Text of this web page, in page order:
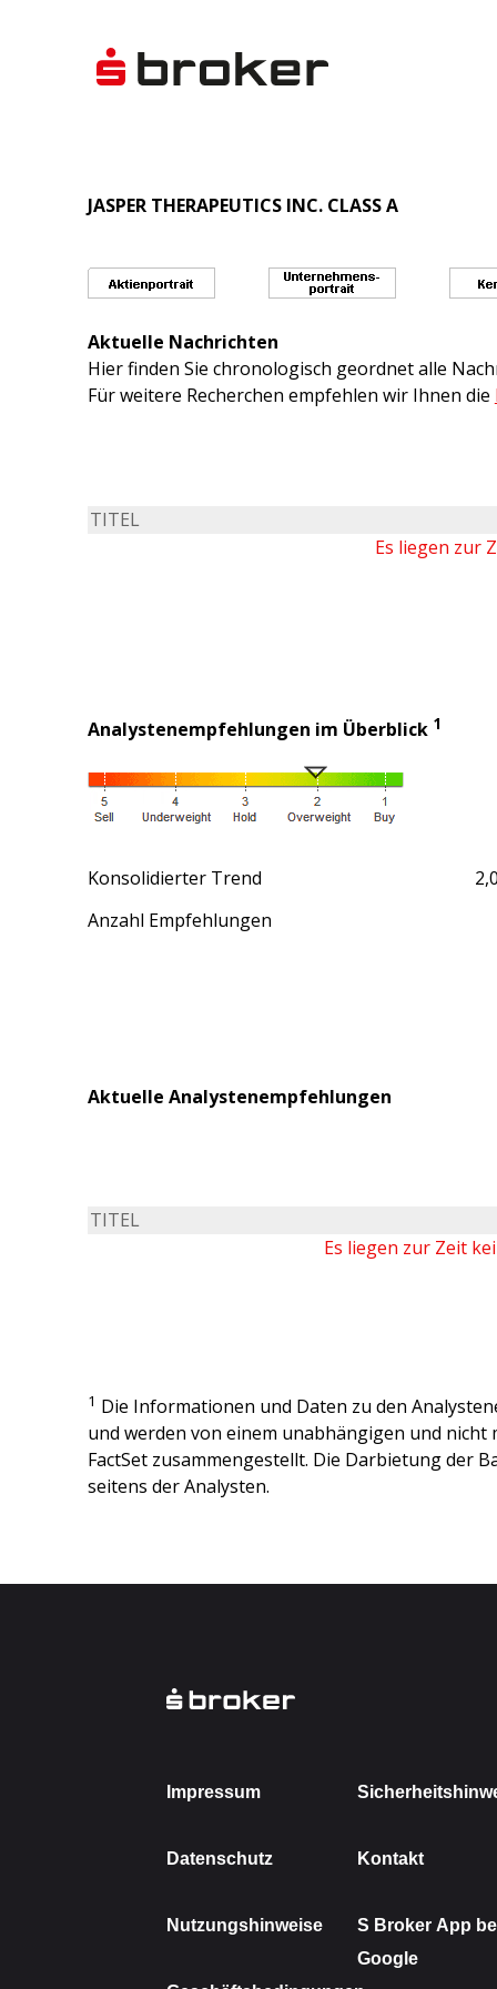
JASPER THERAPEUTICS INC. CLASS A
Aktuelle Nachrichten
Hier finden Sie chronologisch geordnet alle
Für weitere Recherchen empfehlen wir Ihnen die
TITEL
Es liegen zur
Analystenempfehlungen im Überblick 1
Konsolidierter Trend
Anzahl Empfehlungen
Aktuelle Analystenempfehlungen
TITEL
Es liegen zur Zeit
1 Die Informationen und Daten zu den
und werden von einem unabhängigen und nicht
FactSet zusammengestellt. Die Darbietung der
seitens der Analysten.